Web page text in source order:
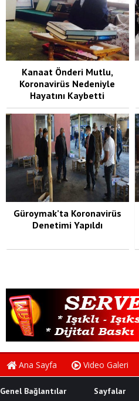
Kanaat Önderi Mutlu,
Koronavirüs Nedeniyle
Hayatını Kaybetti
Güroymak’ta Koronavirüs
Denetimi Yapıldı
Ana Sayfa Video Galeri
Genel Bağlantılar Sayfalar